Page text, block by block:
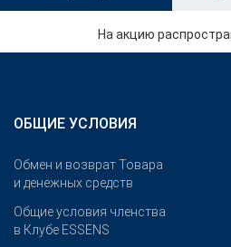
На акцию
ОБЩИЕ УСЛОВИЯ
Обмен и возврат Товара
и денежных средств
Общие условия членства
в Клубе ESSENS